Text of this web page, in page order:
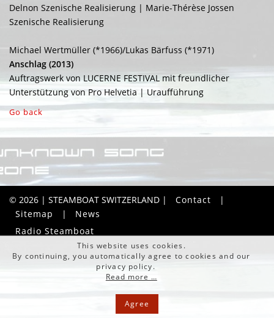
Delnon Szenische Realisierung | Marie-Thérèse Jossen
Szenische Realisierung
Michael Wertmüller (*1966)/Lukas Bärfuss (*1971)
Anschlag (2013)
Auftragswerk von LUCERNE FESTIVAL mit freundlicher
Unterstützung von Pro Helvetia | Uraufführung
Go back
© 2026 | STEAMBOAT SWITZERLAND | Contact
|
Sitemap
|
News
Radio Steamboat
This website uses cookies.
By continuing, you automatically agree to cookies and our
privacy policy.
Read more …
Agree